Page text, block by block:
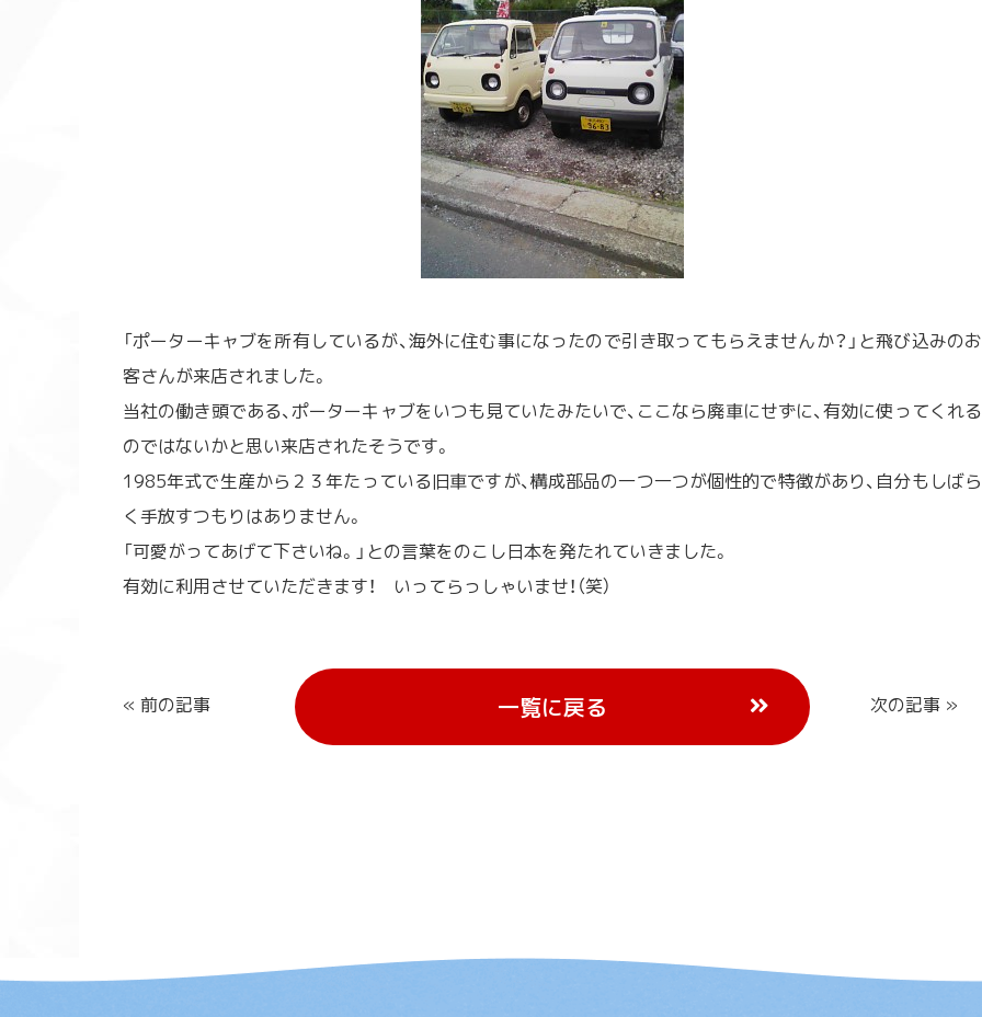
「ポーターキャブを所有しているが、海外に住む事になったので引き取ってもらえませんか？」と飛び込みのお
客さんが来店されました。
当社の働き頭である、ポーターキャブをいつも見ていたみたいで、ここなら廃車にせずに、有効に使ってくれる
のではないかと思い来店されたそうです。
1985年式で生産から２３年たっている旧車ですが、構成部品の一つ一つが個性的で特徴があり、自分もしばら
く手放すつもりはありません。
「可愛がってあげて下さいね。」との言葉をのこし日本を発たれていきました。
有効に利用させていただきます！ いってらっしゃいませ！（笑）
« 前の記事 一覧に戻る 次の記事 »